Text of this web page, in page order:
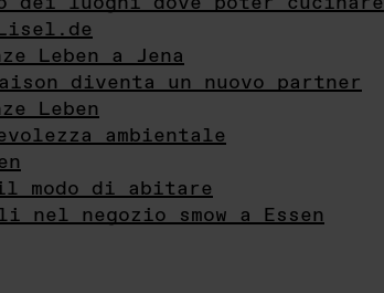
Leben a Jena
diventa un nuovo partner
Leben
ambientale
modo di abitare
negozio smow a Essen